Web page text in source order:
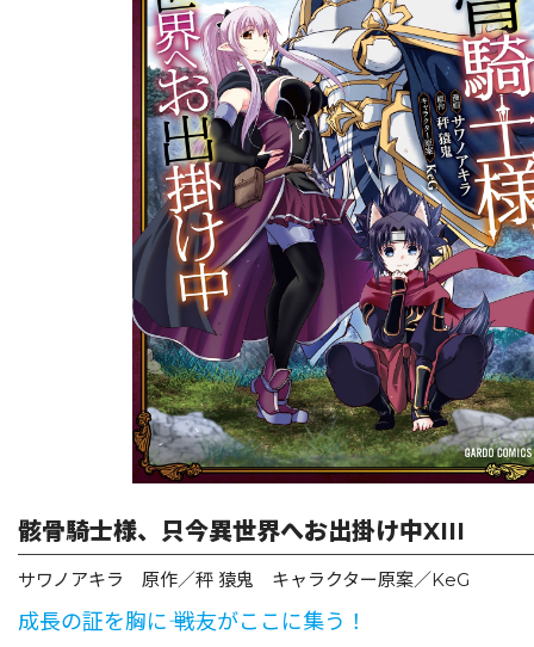
オーバーラップノベルスf ロサージュノベルス
コミックガルド コミッククリエ
リキューレ コミックパルフェ
コミックエッセイ
閉じる
骸骨騎士様、只今異世界へお出掛け中XIII
サワノアキラ 原作／秤 猿鬼 キャラクター原案／KeG
成長の証を胸に―― 戦友がここに集う！